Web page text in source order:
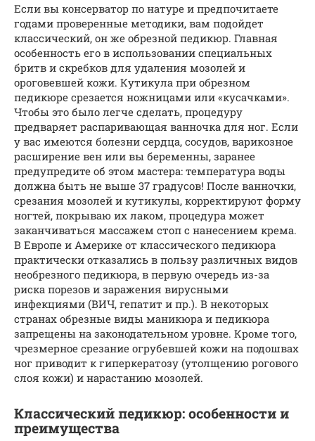
Если вы консерватор по натуре и предпочитаете
годами проверенные методики, вам подойдет
классический, он же обрезной педикюр. Главная
особенность его в использовании специальных
бритв и скребков для удаления мозолей и
ороговевшей кожи. Кутикула при обрезном
педикюре срезается ножницами или «кусачками».
Чтобы это было легче сделать, процедуру
предваряет распаривающая ванночка для ног. Если
у вас имеются болезни сердца, сосудов, варикозное
расширение вен или вы беременны, заранее
предупредите об этом мастера: температура воды
должна быть не выше 37 градусов! После ванночки,
срезания мозолей и кутикулы, корректируют форму
ногтей, покрываю их лаком, процедура может
заканчиваться массажем стоп с нанесением крема.
В Европе и Америке от классического педикюра
практически отказались в пользу различных видов
необрезного педикюра, в первую очередь из-за
риска порезов и заражения вирусными
инфекциями (ВИЧ, гепатит и пр.). В некоторых
странах обрезные виды маникюра и педикюра
запрещены на законодательном уровне. Кроме того,
чрезмерное срезание огрубевшей кожи на подошвах
ног приводит к гиперкератозу (утолщению рогового
слоя кожи) и нарастанию мозолей.
Классический педикюр: особенности и
преимущества